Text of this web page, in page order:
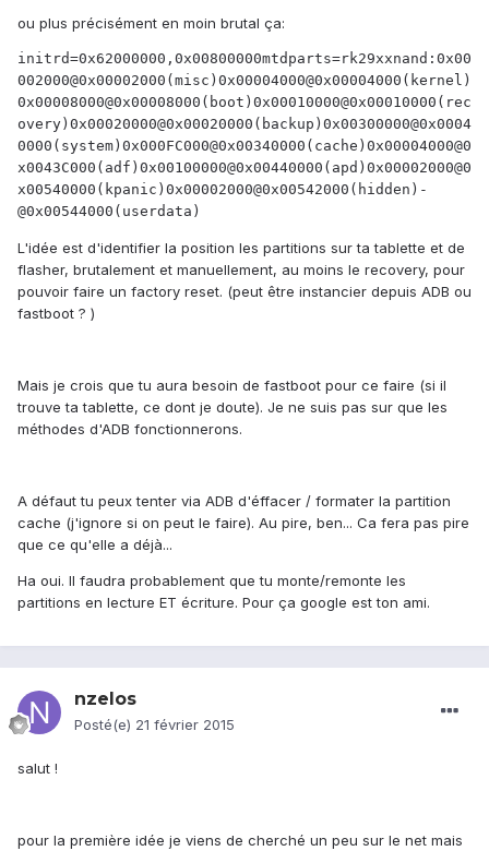
ou plus précisément en moin brutal ça:
initrd=0x62000000,0x00800000mtdparts=rk29xxnand:0x00
002000@0x00002000(misc)0x00004000@0x00004000(kernel)
0x00008000@0x00008000(boot)0x00010000@0x00010000(rec
overy)0x00020000@0x00020000(backup)0x00300000@0x0004
0000(system)0x000FC000@0x00340000(cache)0x00004000@0
x0043C000(adf)0x00100000@0x00440000(apd)0x00002000@0
x00540000(kpanic)0x00002000@0x00542000(hidden)-
@0x00544000(userdata)
L'idée est d'identifier la position les partitions sur ta tablette et de
flasher, brutalement et manuellement, au moins le recovery, pour
pouvoir faire un factory reset. (peut être instancier depuis ADB ou
fastboot ? )
Mais je crois que tu aura besoin de fastboot pour ce faire (si il
trouve ta tablette, ce dont je doute). Je ne suis pas sur que les
méthodes d'ADB fonctionnerons.
A défaut tu peux tenter via ADB d'éffacer / formater la partition
cache (j'ignore si on peut le faire). Au pire, ben... Ca fera pas pire
que ce qu'elle a déjà...
Ha oui. Il faudra probablement que tu monte/remonte les
partitions en lecture ET écriture. Pour ça google est ton ami.
nzelos
Posté(e) 21 février 2015
salut !
pour la première idée je viens de cherché un peu sur le net mais